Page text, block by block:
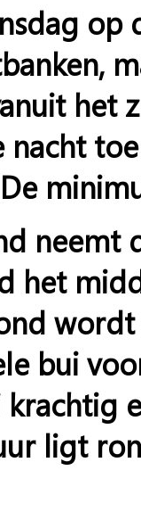
het
neemt
het
bui
ligt